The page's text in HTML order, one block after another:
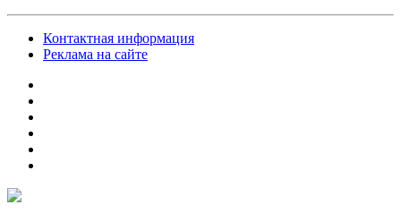
Контактная информация
Реклама на сайте